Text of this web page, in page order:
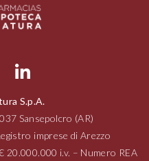
S.p.A.
Sansepolcro (AR)
imprese di Arezzo
20.000.000 i.v. – Numero REA